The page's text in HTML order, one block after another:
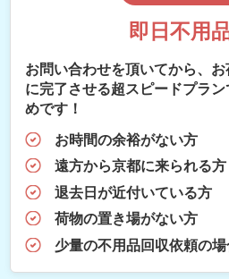
即日不用
お問い合わせを頂いてから、
に完了させる超スピードプラ
めです！
お時間の余裕がない方
遠方から京都に来られる方
退去日が近付いている方
荷物の置き場がない方
少量の不用品回収依頼の